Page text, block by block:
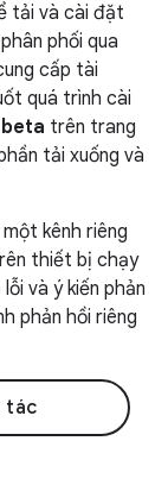
tải và cài đặt
phối qua
cấp tài
quá trình cài
trên trang
tải xuống và
kênh riêng
thiết bị chạy
và ý kiến phản
phản hồi riêng
tác